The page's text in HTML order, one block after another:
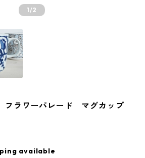
1/2
フラワーパレード マグカップ
available